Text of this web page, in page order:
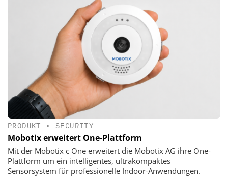
PRODUKT • SECURITY
Mobotix erweitert One-Plattform
Mit der Mobotix c One erweitert die Mobotix AG ihre One-
Plattform um ein intelligentes, ultrakompaktes
Sensorsystem für professionelle Indoor-Anwendungen.